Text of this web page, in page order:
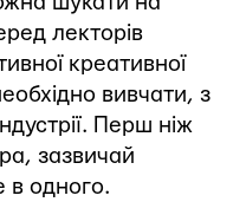
лекторів
креативної
вивчати, з
Перш ніж
зазвичай
в одного.